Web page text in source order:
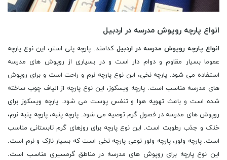
انواع پارچه روپوش مدرسه در اردبیل
انواع پارچه روپوش مدرسه در اردبیلکدامند. پارچه پلی استر، این نوع پارچه
عموما بسیار مقاوم و دوام دار است و در بسیاری از روپوش های مدرسه
استفاده می شود. پارچه نخی، این نوع پارچه نرم و راحت است و برای روپوش
های مدرسه مناسب است. پارچه ویسکوز، این نوع پارچه از الیاف چوب ساخته
شده است و باعث تهویه هوا و تنفس پوست می شود. پارچه ویسکوز برای
روپوش های مدرسه در فصول گرم توصیه می شود. پارچه پنبه، پارچه پنبه نرم،
خنک و جذب رطوبت است. این نوع پارچه برای روزهای گرم تابستانی مناسب
است. پارچه ولور، پارچه ولور نوعی پارچه نخی است که بسیار نازک و نرم است.
این نوع پارچه برای روپوش های مدرسه در مناطق گرمسیری مناسب است.